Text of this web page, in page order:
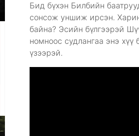
Бид бүхэн Билбийн
сонсож уншиж ирсэн.
байна? Эсийн бүлгээрэй
номноос судлангаа энэ хүү
үзээрэй.